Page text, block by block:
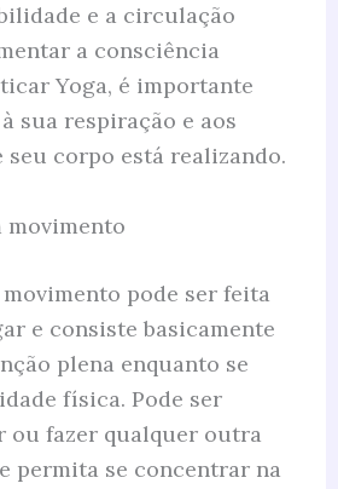
e a circulação
a consciência
Yoga, é importante
sua respiração e aos
seu corpo está realizando.
movimento
pode ser feita
e consiste basicamente
plena enquanto se
física. Pode ser
ou fazer qualquer outra
permita se concentrar na